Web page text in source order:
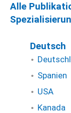
Alle
Deutsch
Spanien
USA
Kanada